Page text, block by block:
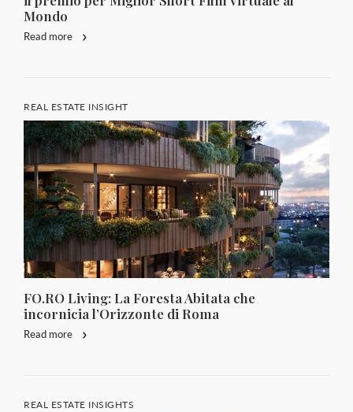
Mondo
Read more
REAL ESTATE INSIGHT
FO.RO Living: La Foresta Abitata che
incornicia l’Orizzonte di Roma
Read more
REAL ESTATE INSIGHTS